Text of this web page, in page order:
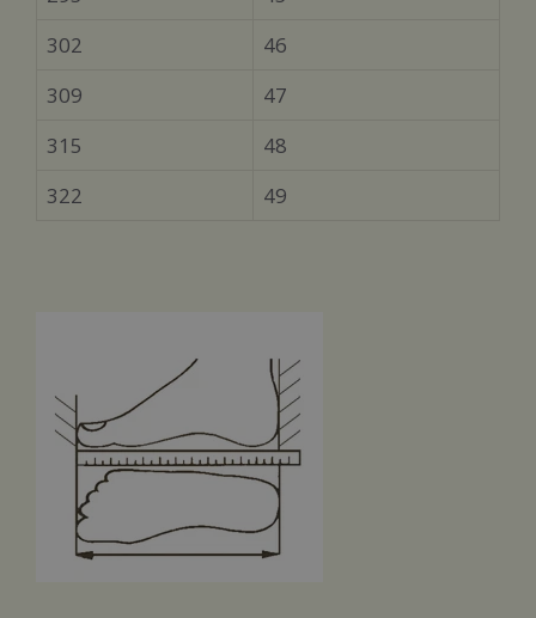
302
46
309
47
315
48
322
49